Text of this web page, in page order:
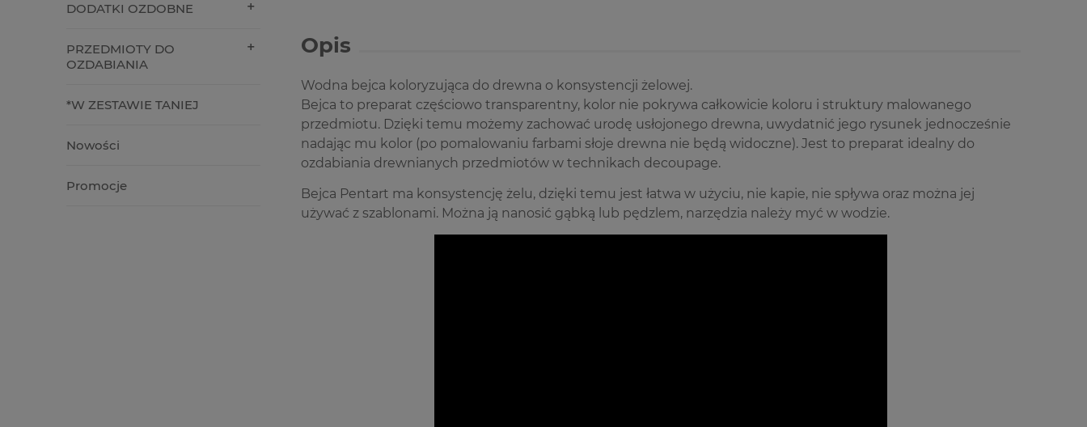
DODATKI OZDOBNE
PRZEDMIOTY DO
OZDABIANIA
*W ZESTAWIE TANIEJ
Nowości
Promocje
Opis
Wodna bejca koloryzująca do drewna o konsystencji żelowej.
Bejca to preparat częściowo transparentny, kolor nie pokrywa całkowicie koloru i struktury malowanego
przedmiotu. Dzięki temu możemy zachować urodę usłojonego drewna, uwydatnić jego rysunek jednocześnie
nadając mu kolor (po pomalowaniu farbami słoje drewna nie będą widoczne). Jest to preparat idealny do
ozdabiania drewnianych przedmiotów w technikach decoupage.
Bejca Pentart ma konsystencję żelu, dzięki temu jest łatwa w użyciu, nie kapie, nie spływa oraz można jej
używać z szablonami. Można ją nanosić gąbką lub pędzlem, narzędzia należy myć w wodzie.